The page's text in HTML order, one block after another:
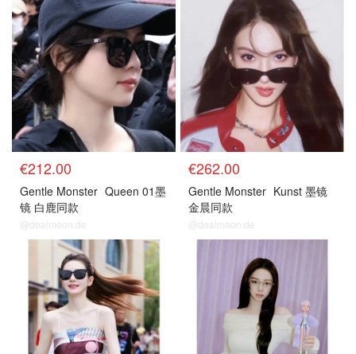
€212.00
Gentle Monster Queen 01墨
镜 白鹿同款
@dealmoon.de
€262.00
Gentle Monster Kunst 墨镜
金晨同款
@dealmoon.de